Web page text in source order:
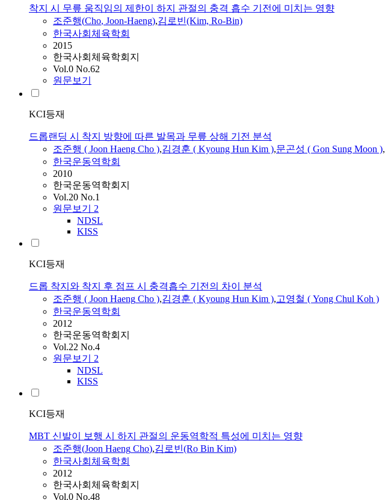
착지 시 무릎 움직임의 제한이 하지 관절의 충격 흡수 기전에 미치는 영향
조준행(Cho, Joon-Haeng),김로빈(Kim, Ro-Bin)
한국사회체육학회
2015
한국사회체육학회지
Vol.0 No.62
원문보기
KCI등재
드롭랜딩 시 착지 방향에 따른 발목과 무릎 상해 기전 분석
조준행 ( Joon Haeng Cho ),김경훈 ( Kyoung Hun Kim ),문곤성 ( Gon Sung Moon ),
한국운동역학회
2010
한국운동역학회지
Vol.20 No.1
원문보기 2
NDSL
KISS
KCI등재
드롭 착지와 착지 후 점프 시 충격흡수 기전의 차이 분석
조준행 ( Joon Haeng Cho ),김경훈 ( Kyoung Hun Kim ),고영철 ( Yong Chul Koh )
한국운동역학회
2012
한국운동역학회지
Vol.22 No.4
원문보기 2
NDSL
KISS
KCI등재
MBT 신발이 보행 시 하지 관절의 운동역학적 특성에 미치는 영향
조준행(Joon Haeng Cho),김로빈(Ro Bin Kim)
한국사회체육학회
2012
한국사회체육학회지
Vol.0 No.48